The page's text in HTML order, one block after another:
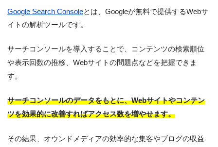
Google Search Consoleとは、Googleが無料で提供するWebサ
イトの解析ツールです。
サーチコンソールを導入することで、コンテンツの検索順位
や表示回数の推移、Webサイトの問題点などを把握できま
す。
サーチコンソールのデータをもとに、Webサイトやコンテン
ツを効果的に改善すればアクセス数を増やせます。
その結果、オウンドメディアの効率的な集客やブログの収益